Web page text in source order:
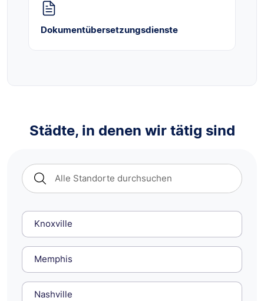
Dokumentübersetzungsdienste
Städte, in denen wir tätig sind
Knoxville
Memphis
Nashville